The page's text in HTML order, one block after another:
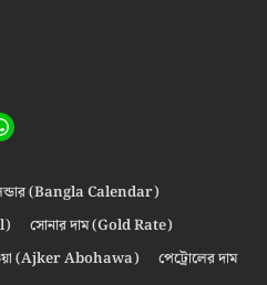
(Bangla Calendar)
সোনার দাম (Gold Rate)
(Ajker Abohawa)
পেট্রোলের দাম